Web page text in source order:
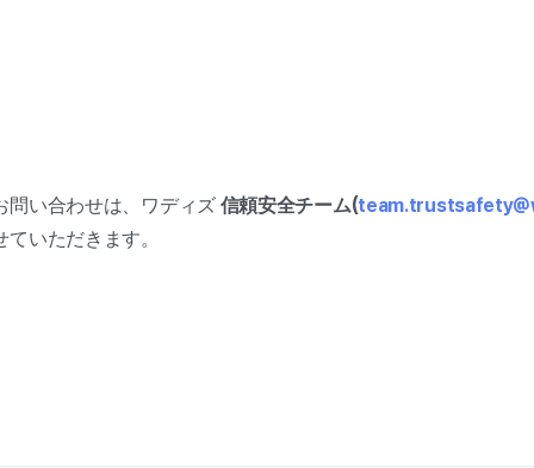
問い合わせは、ワディズ 信頼安全チーム(
いただきます。